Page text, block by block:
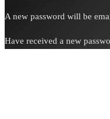
A new password will be
Have received a new